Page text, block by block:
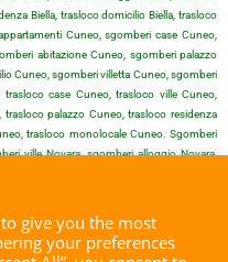
Biella, trasloco domicilio Biella, trasloco
Cuneo, sgomberi case Cuneo,
abitazione Cuneo, sgomberi palazzo
Cuneo, sgomberi villetta Cuneo, sgomberi
case Cuneo, trasloco ville Cuneo,
palazzo Cuneo, trasloco residenza
trasloco monolocale Cuneo. Sgomberi
ville Novara, sgomberi alloggio Novara,
Novara. Trasloco appartamenti
alloggio Novara, trasloco abitazione
trasloco domicilio Novara, trasloco
Vercelli, sgomberi case Vercelli,
give you the most
your preferences